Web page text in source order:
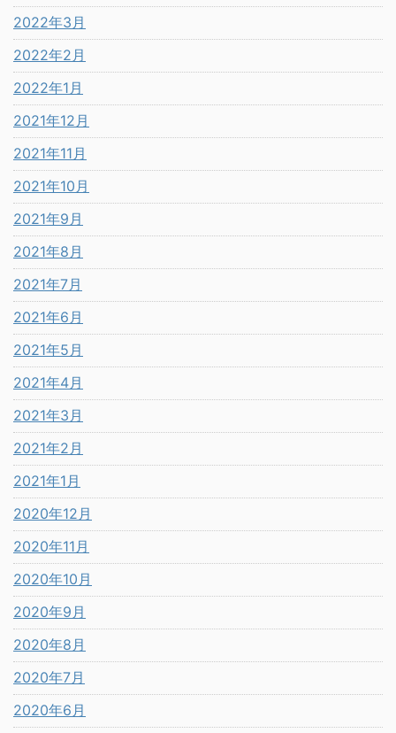
2022年3月
2022年2月
2022年1月
2021年12月
2021年11月
2021年10月
2021年9月
2021年8月
2021年7月
2021年6月
2021年5月
2021年4月
2021年3月
2021年2月
2021年1月
2020年12月
2020年11月
2020年10月
2020年9月
2020年8月
2020年7月
2020年6月